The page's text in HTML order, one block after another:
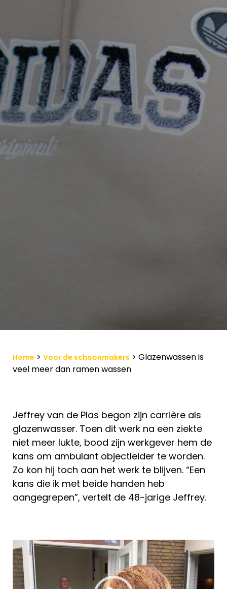
Home > Voor de schoonmakers > Glazenwassen is
veel meer dan ramen wassen
Jeffrey van de Plas begon zijn carrière als
glazenwasser. Toen dit werk na een ziekte
niet meer lukte, bood zijn werkgever hem de
kans om ambulant objectleider te worden.
Zo kon hij toch aan het werk te blijven. “Een
kans die ik met beide handen heb
aangegrepen”, vertelt de 48-jarige Jeffrey.
Videospeler